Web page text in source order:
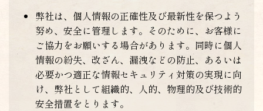
弊社は、個人情報の正確性及び最新性を保つよう
努め、安全に管理します。そのために、お客様に
ご協力をお願いする場合があります。同時に個人
情報の紛失、改ざん、漏洩などの防止、あるいは
必要かつ適正な情報セキュリティ対策の実現に向
け、弊社として組織的、人的、物理的及び技術的
安全措置をとります。